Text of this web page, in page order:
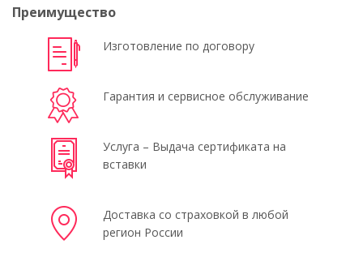
Преимущество
Изготовление по договору
Гарантия и сервисное обслуживание
Услуга – Выдача сертификата на
вставки
Доставка со страховкой в любой
регион России